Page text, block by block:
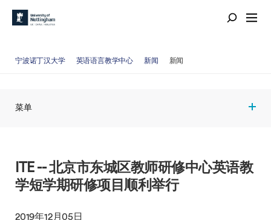
宁波诺丁汉大学 英语语言教学中心 新闻 新闻
菜单
ITE -- 北京市东城区教师研修中心英语教
学短学期研修项目顺利举行
2019年12月05日